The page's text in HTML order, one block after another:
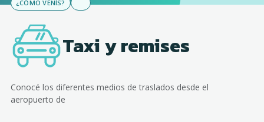
¿CÓMO VENÍS?
Taxi y remises
Conocé los diferentes medios de traslados desde el
aeropuerto de